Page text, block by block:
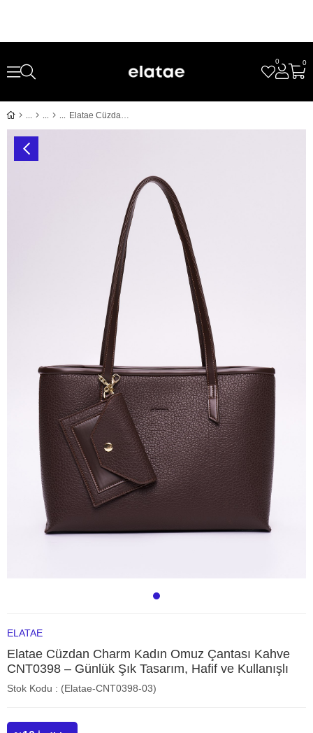
0
0
Elatae Cüzdan Charm Kadın Omuz Çantası Kahve CNT0398 – Günlük Şık Tasarım, Hafif ve Kullanışlı
ELATAE
Elatae Cüzdan Charm Kadın Omuz Çantası Kahve
CNT0398 – Günlük Şık Tasarım, Hafif ve Kullanışlı
Stok Kodu (Elatae-CNT0398-03)